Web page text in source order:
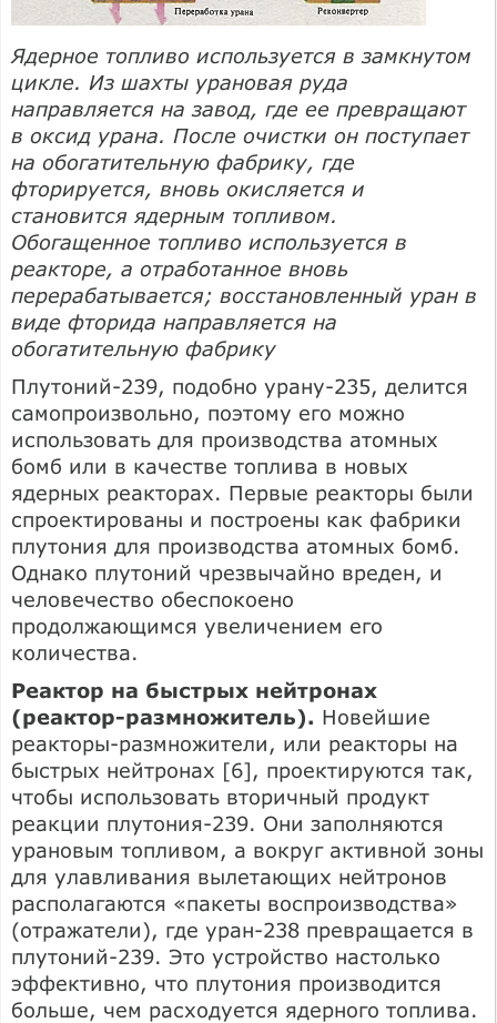
Ядерное топливо используется в замкнутом
цикле. Из шахты урановая руда
направляется на завод, где ее превращают
в оксид урана. После очистки он поступает
на обогатительную фабрику, где
фторируется, вновь окисляется и
становится ядерным топливом.
Обогащенное топливо используется в
реакторе, а отработанное вновь
перерабатывается; восстановленный уран в
виде фторида направляется на
обогатительную фабрику
Плутоний-239, подобно урану-235, делится
самопроизвольно, поэтому его можно
использовать для производства атомных
бомб или в качестве топлива в новых
ядерных реакторах. Первые реакторы были
спроектированы и построены как фабрики
плутония для производства атомных бомб.
Однако плутоний чрезвычайно вреден, и
человечество обеспокоено
продолжающимся увеличением его
количества.
Реактор на быстрых нейтронах
(реактор-размножитель). Новейшие
реакторы-размножители, или реакторы на
быстрых нейтронах [6], проектируются так,
чтобы использовать вторичный продукт
реакции плутония-239. Они заполняются
урановым топливом, а вокруг активной зоны
для улавливания вылетающих нейтронов
располагаются «пакеты воспроизводства»
(отражатели), где уран-238 превращается в
плутоний-239. Это устройство настолько
эффективно, что плутония производится
больше, чем расходуется ядерного топлива.